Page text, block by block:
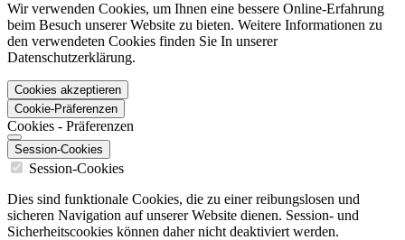
Wir verwenden Cookies, um Ihnen eine bessere Online-Erfahrung
beim Besuch unserer Website zu bieten. Weitere Informationen zu
den verwendeten Cookies finden Sie In unserer
Datenschutzerklärung.
Cookies akzeptieren
Cookie-Präferenzen
Cookies - Präferenzen
Session-Cookies
Session-Cookies
Dies sind funktionale Cookies, die zu einer reibungslosen und
sicheren Navigation auf unserer Website dienen. Session- und
Sicherheitscookies können daher nicht deaktiviert werden.